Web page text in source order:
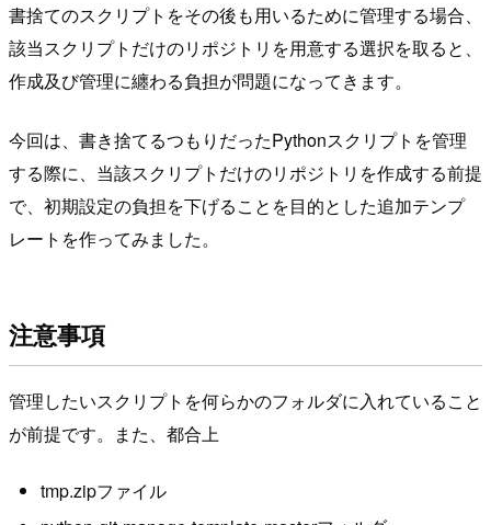
書捨てのスクリプトをその後も用いるために管理する場合、
該当スクリプトだけのリポジトリを用意する選択を取ると、
作成及び管理に纏わる負担が問題になってきます。
今回は、書き捨てるつもりだったPythonスクリプトを管理
する際に、当該スクリプトだけのリポジトリを作成する前提
で、初期設定の負担を下げることを目的とした追加テンプ
レートを作ってみました。
注意事項
管理したいスクリプトを何らかのフォルダに入れていること
が前提です。また、都合上
tmp.zipファイル